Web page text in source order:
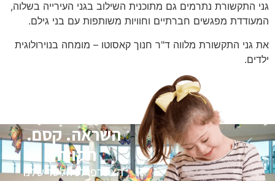
גני התקשורת נתרמים גם מתוכנית השילוב בגני העירייה בשלוה,
המעודדת מפגשים חברתיים וחוויות משותפות עם בני גילם.
את גני התקשורת מלווה ד"ר חנוך קאסוטו – מומחה בנוירולוגית
ילדים.
השראה. קסם.
תקווה.
הצטרפו לניוזלטר שלנו